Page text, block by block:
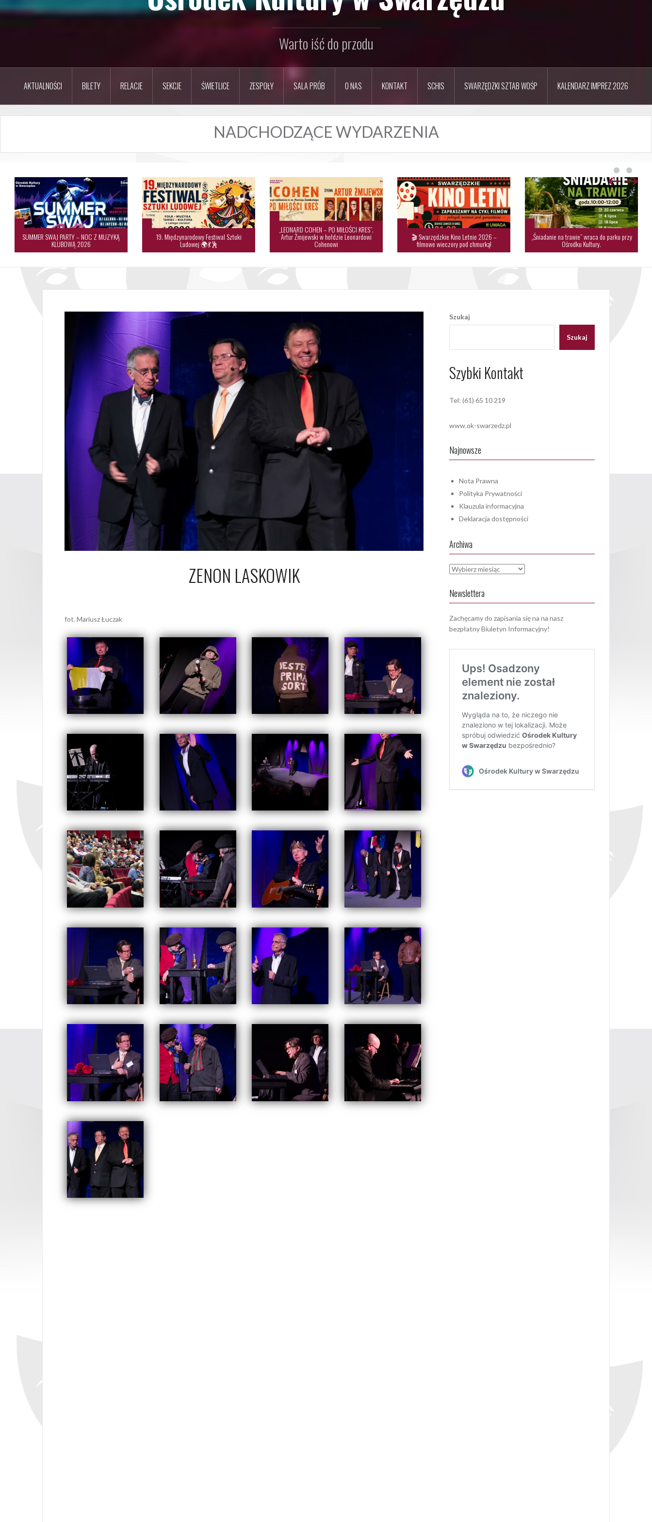
Warto iść do przodu
AKTUALNOŚCI BILETY RELACJE SEKCJE ŚWIETLICE ZESPOŁY SALA PRÓB O NAS KONTAKT SCHIS SWARZĘDZKI SZTAB WOŚP KALENDARZ IMPREZ 2026
NADCHODZĄCE WYDARZENIA
SUMMER SWAJ PARTY – NOC Z MUZYKĄ
KLUBOWĄ 2026
19. Międzynarodowy Festiwal Sztuki
Ludowej 🌍💃🕺
„LEONARD COHEN – PO MIŁOŚCI KRES”.
Artur Żmijewski w hołdzie Leonardowi
Cohenowi
🎬 Swarzędzkie Kino Letnie 2026 –
filmowe wieczory pod chmurką!
„Śniadanie na trawie” wraca do parku przy
Ośrodku Kultury.
ZENON LASKOWIK
fot. Mariusz Łuczak
Szukaj
Szukaj
Szybki Kontakt
Tel: (61) 65 10 219
www.ok-swarzedz.pl
Najnowsze
Nota Prawna
Polityka Prywatności
Klauzula informacyjna
Deklaracja dostępności
Archiwa
Archiwa
Newslettera
Zachęcamy do zapisania się na na nasz
bezpłatny Biuletyn Informacyjny!